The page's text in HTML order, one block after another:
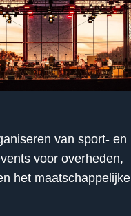
van sport- en
voor overheden,
het maatschappelijke